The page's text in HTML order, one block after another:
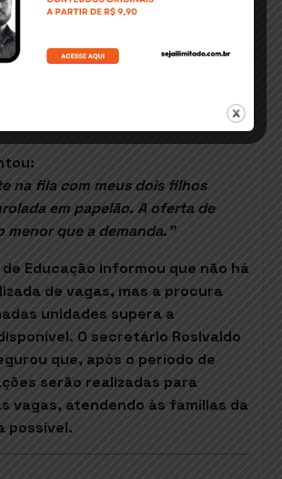
infantil municipal foi
na quarta-feira (22). Relatos de
a madrugada em filas
na fila com meus dois filhos
em papelão. A oferta de
menor que a demanda.”
Educação informou que não há
de vagas, mas a procura
unidades supera a
O secretário Rosivaldo
que, após o período de
serão realizadas para
vagas, atendendo às famílias da
possível.